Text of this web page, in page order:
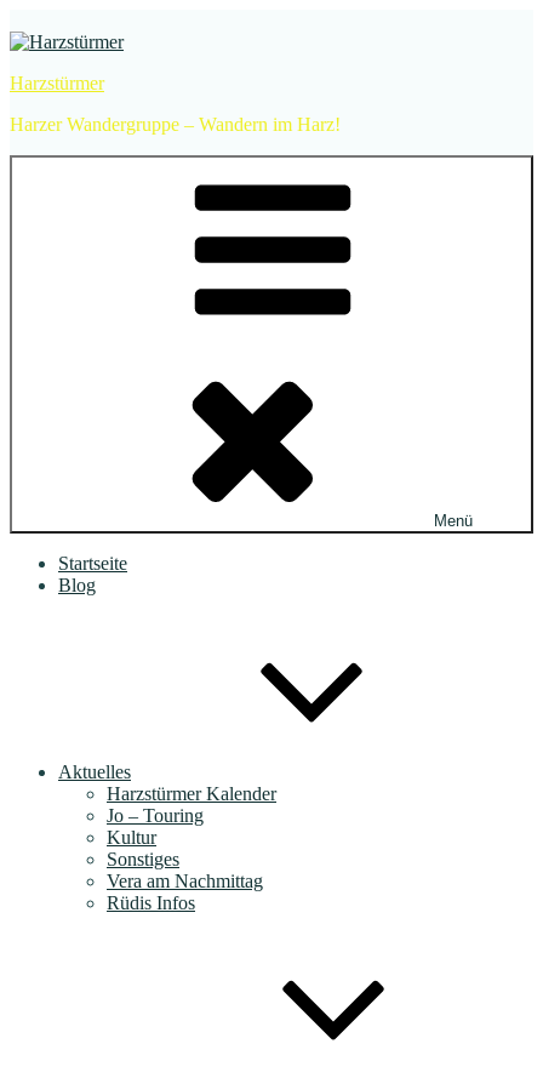
Inhalt
Harzstürmer
Harzer Wandergruppe – Wandern im Harz!
Menü
Startseite
Blog
Aktuelles
Harzstürmer Kalender
Jo – Touring
Kultur
Sonstiges
Vera am Nachmittag
Rüdis Infos